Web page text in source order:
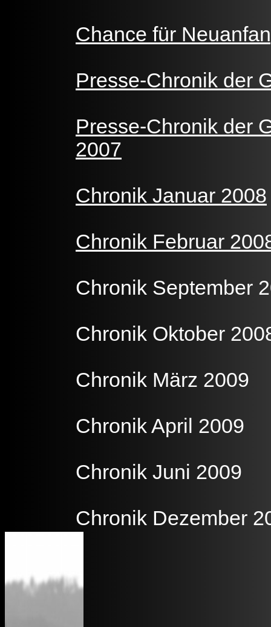
Chance für
Presse-Chronik der
Presse-Chronik der
2007
Chronik Januar 2008
Chronik Februar
Chronik September
Chronik Oktober
Chronik März 2009
Chronik April 2009
Chronik Juni 2009
Chronik Dezember